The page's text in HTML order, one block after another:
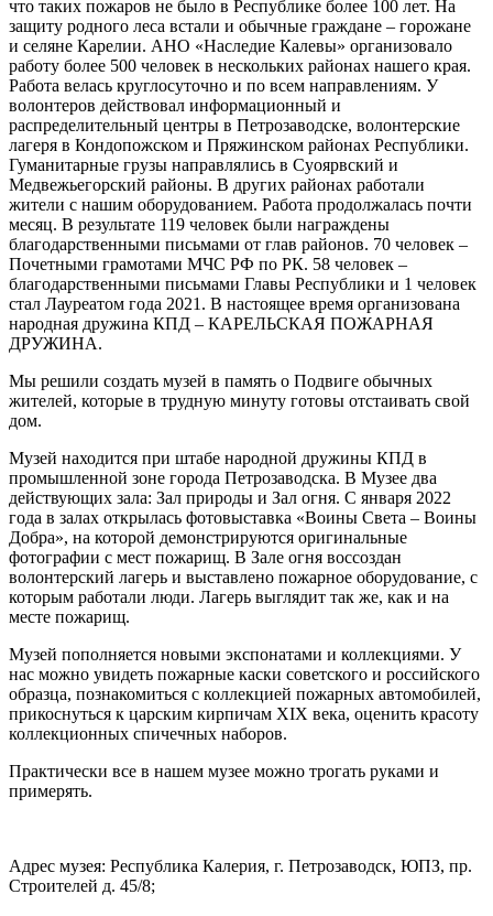
что таких пожаров не было в Республике более 100 лет. На
защиту родного леса встали и обычные граждане – горожане
и селяне Карелии. АНО «Наследие Калевы» организовало
работу более 500 человек в нескольких районах нашего края.
Работа велась круглосуточно и по всем направлениям. У
волонтеров действовал информационный и
распределительный центры в Петрозаводске, волонтерские
лагеря в Кондопожском и Пряжинском районах Республики.
Гуманитарные грузы направлялись в Суоярвский и
Медвежьегорский районы. В других районах работали
жители с нашим оборудованием. Работа продолжалась почти
месяц. В результате 119 человек были награждены
благодарственными письмами от глав районов. 70 человек –
Почетными грамотами МЧС РФ по РК. 58 человек –
благодарственными письмами Главы Республики и 1 человек
стал Лауреатом года 2021. В настоящее время организована
народная дружина КПД – КАРЕЛЬСКАЯ ПОЖАРНАЯ
ДРУЖИНА.
Мы решили создать музей в память о Подвиге обычных
жителей, которые в трудную минуту готовы отстаивать свой
дом.
Музей находится при штабе народной дружины КПД в
промышленной зоне города Петрозаводска. В Музее два
действующих зала: Зал природы и Зал огня. С января 2022
года в залах открылась фотовыставка «Воины Света – Воины
Добра», на которой демонстрируются оригинальные
фотографии с мест пожарищ. В Зале огня воссоздан
волонтерский лагерь и выставлено пожарное оборудование, с
которым работали люди. Лагерь выглядит так же, как и на
месте пожарищ.
Музей пополняется новыми экспонатами и коллекциями. У
нас можно увидеть пожарные каски советского и российского
образца, познакомиться с коллекцией пожарных автомобилей,
прикоснуться к царским кирпичам XIX века, оценить красоту
коллекционных спичечных наборов.
Практически все в нашем музее можно трогать руками и
примерять.
Адрес музея: Республика Калерия, г. Петрозаводск, ЮПЗ, пр.
Строителей д. 45/8;